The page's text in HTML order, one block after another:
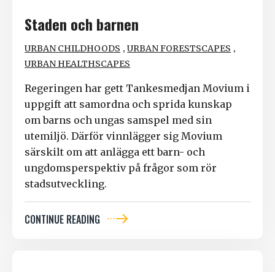
Staden och barnen
URBAN CHILDHOODS ,URBAN FORESTSCAPES ,
URBAN HEALTHSCAPES
Regeringen har gett Tankesmedjan Movium i
uppgift att samordna och sprida kunskap
om barns och ungas samspel med sin
utemiljö. Därför vinnlägger sig Movium
särskilt om att anlägga ett barn- och
ungdomsperspektiv på frågor som rör
stadsutveckling.
CONTINUE READING